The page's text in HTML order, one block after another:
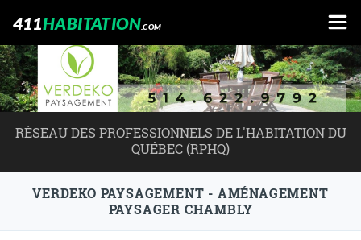
411HABITATION.COM
RÉSEAU DES PROFESSIONNELS DE L'HABITATION DU
QUÉBEC (RPHQ)
VERDEKO PAYSAGEMENT - AMÉNAGEMENT
PAYSAGER CHAMBLY